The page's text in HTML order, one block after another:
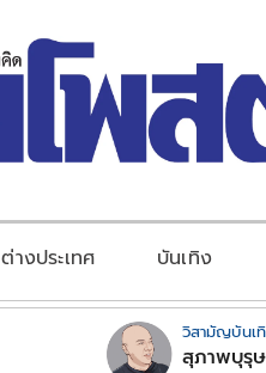
ต่างประเทศ บันเทิง
วิสามัญบันเ
สุภาพบุรุษ